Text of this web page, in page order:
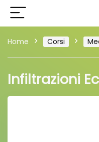
Home Corsi
Infiltrazioni